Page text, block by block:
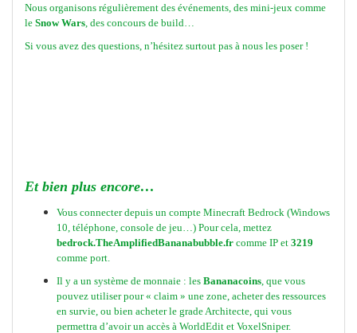
Nous organisons régulièrement des événements, des mini-jeux comme
le Snow Wars , des concours de build…
Si vous avez des questions, n’hésitez surtout pas à nous les poser !
Et bien plus encore…
Vous connecter depuis un compte Minecraft Bedrock (Windows
10, téléphone, console de jeu…) Pour cela, mettez
bedrock.TheAmplifiedBananabubble.fr comme IP et 3219
comme port.
Il y a un système de monnaie : les Bananacoins , que vous
pouvez utiliser pour « claim » une zone, acheter des ressources
en survie, ou bien acheter le grade Architecte, qui vous
permettra d’avoir un accès à WorldEdit et VoxelSniper.